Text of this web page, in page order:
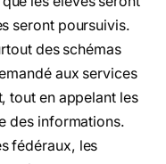
seront poursuivis.
des schémas
aux services
tout en appelant les
des informations.
fédéraux, les